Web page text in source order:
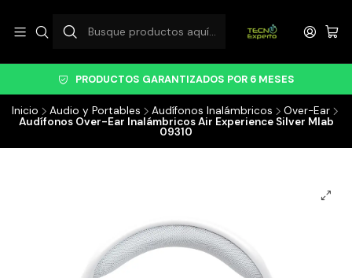
PRODUCTOS GARANTIZADOS POR 6 MESES
Inicio Audio y Portables Audífonos Inalámbricos
Over-Ear
Audífonos Over-Ear Inalámbricos Air Experience Silver Mlab
09310